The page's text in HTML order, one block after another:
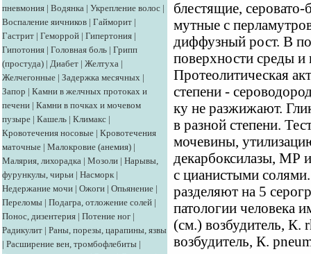
пневмония | Водянка | Укрепление волос |
Воспаление яичников | Гайморит |
Гастрит | Геморрой | Гипертония |
Гипотония | Головная боль | Грипп
(простуда) | Диабет | Желтуха |
Желчегонные | Задержка месячных |
Запор | Камни в желчных протоках и
печени | Камни в почках и мочевом
пузыре | Кашель | Климакс |
Кровотечения носовые | Кровотечения
маточные | Малокровие (анемия) |
Малярия, лихорадка | Мозоли | Нарывы,
фурункулы, чирьи | Насморк |
Недержание мочи | Ожоги | Опьянение |
Переломы | Подагра, отложение солей |
Понос, дизентерия | Потение ног |
Радикулит | Раны, порезы, царапины, язвы
| Расширение вен, тромбофлебиты |
блестящие,
мутные с
диффузный рост. В
поверхности среды и
Протеолитическая
степени -
ку не разжижают.
в разной степени.
мочевины,
декарбоксилазы, МР
с цианистыми
разделяют на 5
патологии человека
(см.) возбудитель, К.
возбудитель, К.